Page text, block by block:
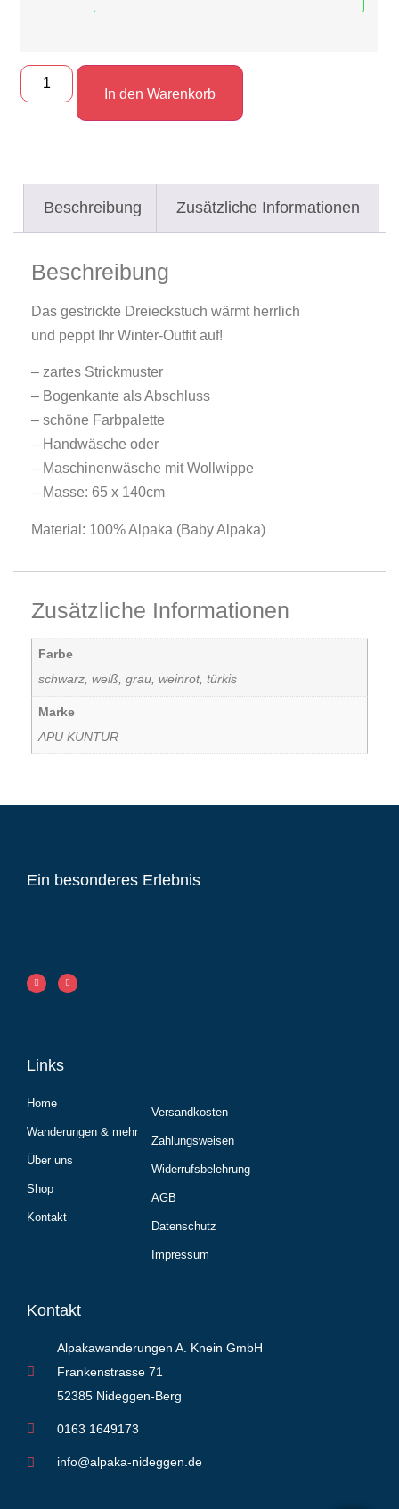
In den Warenkorb
Beschreibung Zusätzliche Informationen
Beschreibung
Das gestrickte Dreieckstuch wärmt herrlich
und peppt Ihr Winter-Outfit auf!
– zartes Strickmuster
– Bogenkante als Abschluss
– schöne Farbpalette
– Handwäsche oder
– Maschinenwäsche mit Wollwippe
– Masse: 65 x 140cm
Material: 100% Alpaka (Baby Alpaka)
Zusätzliche Informationen
Farbe
schwarz, weiß, grau, weinrot, türkis
Marke
APU KUNTUR
Ein besonderes Erlebnis
Links
Home
Wanderungen & mehr
Über uns
Shop
Kontakt
Versandkosten
Zahlungsweisen
Widerrufsbelehrung
AGB
Datenschutz
Impressum
Kontakt
Alpakawanderungen A. Knein GmbH
Frankenstrasse 71
52385 Nideggen-Berg
0163 1649173
info@alpaka-nideggen.de